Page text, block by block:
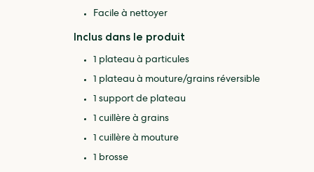
Tout comme le reste de la gamme DiFluid, le Onmi
Facile à nettoyer
Inclus dans le produit
1 plateau à particules
1 plateau à mouture/grains réversible
1 support de plateau
1 cuillère à grains
1 cuillère à mouture
1 brosse